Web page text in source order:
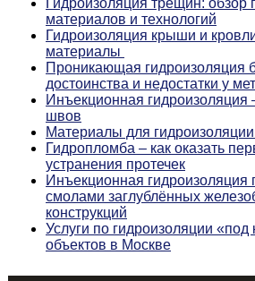
Гидроизоляция трещин: обзор
материалов и технологий
Гидроизоляция крыши и
материалы
Проникающая гидроизоляция
достоинства и недостатки у
Инъекционная гидроизоляция
швов
Материалы для
Гидропломба – как оказать
устранения протечек
Инъекционная гидроизоляция
смолами заглублённых
конструкций
Услуги по гидроизоляции
объектов в Москве